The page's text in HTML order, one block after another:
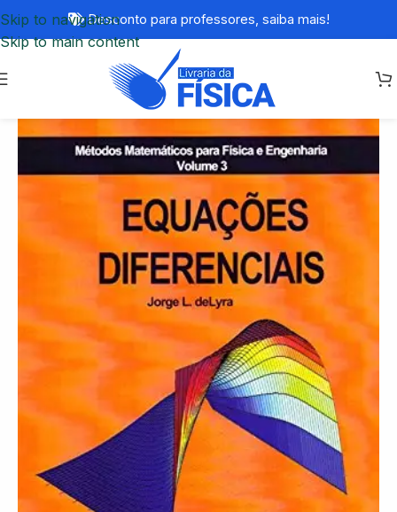
Skip to navigation
Skip to main content
Desconto para professores, saiba mais!